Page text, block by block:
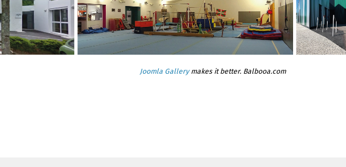
Joomla Gallerymakes it better. Balbooa.com